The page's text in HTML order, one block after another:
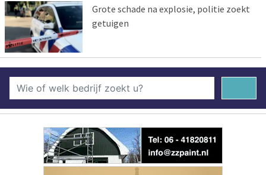
Grote schade na explosie, politie zoekt
getuigen